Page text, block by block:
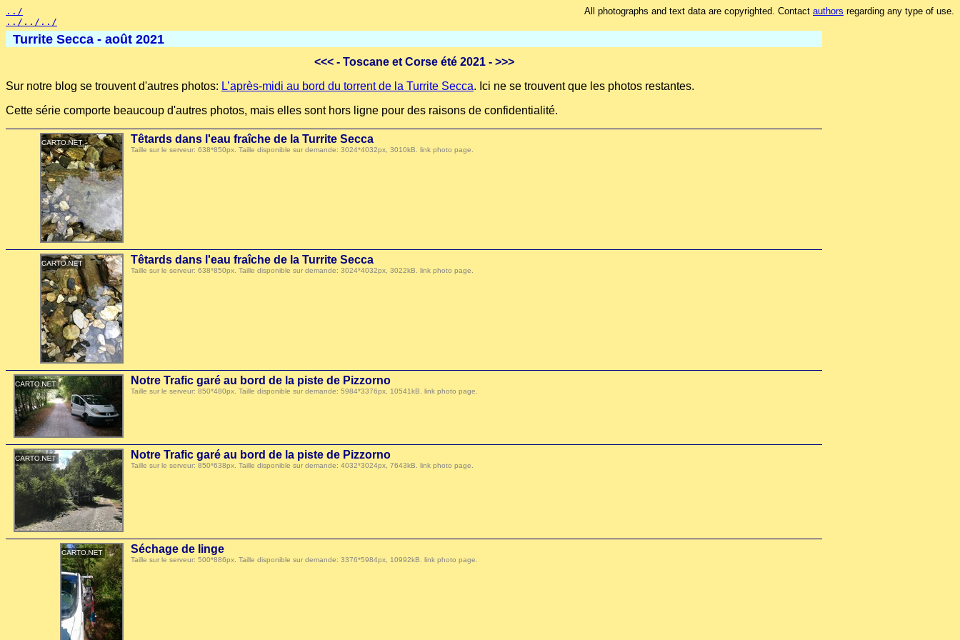
../
../../../
All photographs and text data are copyrighted. Contact authors regarding any type of use.
Turrite Secca - août 2021
<<<- Toscane et Corse été 2021 - >>>
Sur notre blog se trouvent d'autres photos: L’après-midi au bord du torrent de la Turrite Secca. Ici ne se trouvent que les photos restantes.
Cette série comporte beaucoup d'autres photos, mais elles sont hors ligne pour des raisons de confidentialité.
Têtards dans l'eau fraîche de la Turrite Secca
Taille sur le serveur: 638*850px. Taille disponible sur demande: 3024*4032px, 3010kB. link photo page
Têtards dans l'eau fraîche de la Turrite Secca
Taille sur le serveur: 638*850px. Taille disponible sur demande: 3024*4032px, 3022kB. link photo page
Notre Trafic garé au bord de la piste de Pizzorno
Taille sur le serveur: 850*480px. Taille disponible sur demande: 5984*3376px, 10541kB. link photo page
Notre Trafic garé au bord de la piste de Pizzorno
Taille sur le serveur: 850*638px. Taille disponible sur demande: 4032*3024px, 7643kB. link photo page
Séchage de linge
Taille sur le serveur: 500*886px. Taille disponible sur demande: 3376*5984px, 10992kB. link photo page